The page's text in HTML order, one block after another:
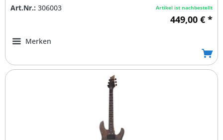
Art.Nr.: 306003 Artikel ist nachbestellt
449,00 € *
Merken